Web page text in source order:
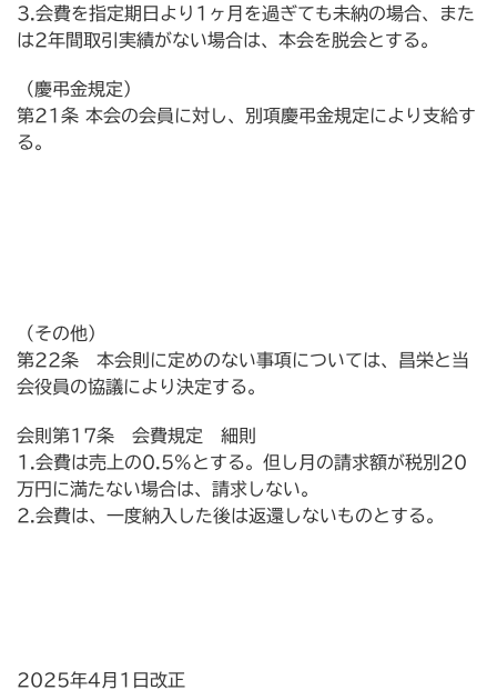
3.会費を指定期日より1ヶ月を過ぎても未納の場合、また
は2年間取引実績がない場合は、本会を脱会とする。
（慶弔金規定）
第21条 本会の会員に対し、別項慶弔金規定により支給す
る。
（その他）
第22条 本会則に定めのない事項については、昌栄と当
会役員の協議により決定する。
会則第17条 会費規定 細則
1.会費は売上の0.5%とする。但し月の請求額が税別20
万円に満たない場合は、請求しない。
2.会費は、一度納入した後は返還しないものとする。
2025年4月1日改正